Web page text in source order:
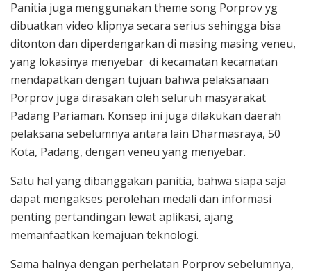
Panitia juga menggunakan theme song Porprov yg
dibuatkan video klipnya secara serius sehingga bisa
ditonton dan diperdengarkan di masing masing veneu,
yang lokasinya menyebar di kecamatan kecamatan
mendapatkan dengan tujuan bahwa pelaksanaan
Porprov juga dirasakan oleh seluruh masyarakat
Padang Pariaman. Konsep ini juga dilakukan daerah
pelaksana sebelumnya antara lain Dharmasraya, 50
Kota, Padang, dengan veneu yang menyebar.
Satu hal yang dibanggakan panitia, bahwa siapa saja
dapat mengakses perolehan medali dan informasi
penting pertandingan lewat aplikasi, ajang
memanfaatkan kemajuan teknologi.
Sama halnya dengan perhelatan Porprov sebelumnya,